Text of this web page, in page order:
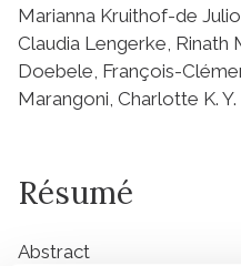
Marianna Kruithof-de
Claudia Lengerke, Rinath
Doebele, François-
Marangoni, Charlotte K.
Résumé
Abstract